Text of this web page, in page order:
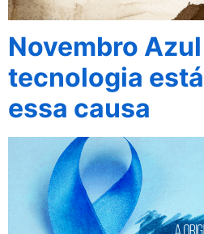
Novembro Azul
tecnologia
essa causa